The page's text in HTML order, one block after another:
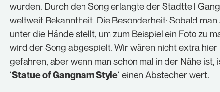
wurden. Durch den Song erlangte der Stadtteil
weltweit Bekanntheit. Die Besonderheit: Sobald man
unter die Hände stellt, um zum Beispiel ein Foto zu
wird der Song abgespielt. Wir wären nicht extra hier
gefahren, aber wenn man schon mal in der Nähe ist,
‘Statue of Gangnam Style‘ einen Abstecher wert.